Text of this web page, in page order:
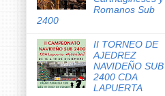
Romanos Sub
2400
II TORNEO DE
AJEDREZ
NAVIDEÑO SUB
2400 CDA
LAPUERTA